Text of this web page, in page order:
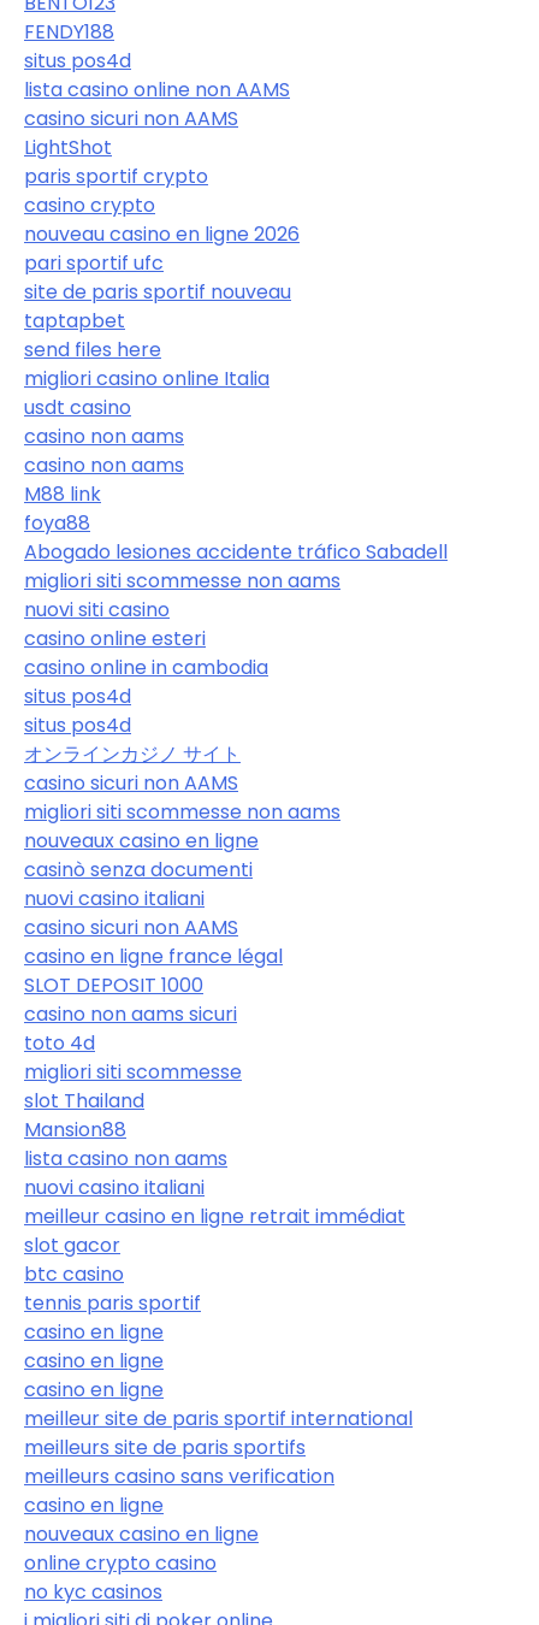
FENDY188
situs pos4d
lista casino online non AAMS
casino sicuri non AAMS
LightShot
paris sportif crypto
casino crypto
nouveau casino en ligne 2026
pari sportif ufc
site de paris sportif nouveau
taptapbet
send files here
migliori casino online Italia
usdt casino
casino non aams
casino non aams
M88 link
foya88
Abogado lesiones accidente tráfico Sabadell
migliori siti scommesse non aams
nuovi siti casino
casino online esteri
casino online in cambodia
situs pos4d
situs pos4d
オンラインカジノ サイト
casino sicuri non AAMS
migliori siti scommesse non aams
nouveaux casino en ligne
casinò senza documenti
nuovi casino italiani
casino sicuri non AAMS
casino en ligne france légal
SLOT DEPOSIT 1000
casino non aams sicuri
toto 4d
migliori siti scommesse
slot Thailand
Mansion88
lista casino non aams
nuovi casino italiani
meilleur casino en ligne retrait immédiat
slot gacor
btc casino
tennis paris sportif
casino en ligne
casino en ligne
casino en ligne
meilleur site de paris sportif international
meilleurs site de paris sportifs
meilleurs casino sans verification
casino en ligne
nouveaux casino en ligne
online crypto casino
no kyc casinos